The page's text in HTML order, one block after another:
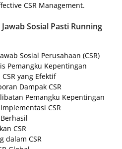
CSR Management.
Sosial Pasti Running
Sosial Perusahaan (CSR)
Pemangku Kepentingan
yang Efektif
Dampak CSR
Pemangku Kepentingan
CSR
CSR
dalam CSR